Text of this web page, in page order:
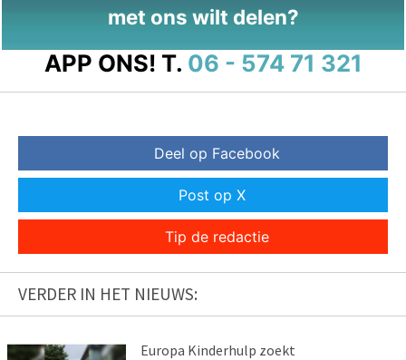
met ons wilt delen?
APP ONS! T. 06 - 574 71 321
Deel op Facebook
Post op X
Tip de redactie
VERDER IN HET NIEUWS:
Europa Kinderhulp zoekt